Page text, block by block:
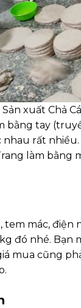
Sản xuất Chả
bằng tay
rất
làm
tem mác,
đó nhé.
mua cũng